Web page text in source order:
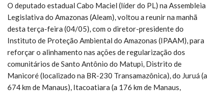
O deputado estadual Cabo Maciel (líder do PL) na Assembleia
Legislativa do Amazonas (Aleam), voltou a reunir na manhã
desta terça-feira (04/05), com o diretor-presidente do
Instituto de Proteção Ambiental do Amazonas (IPAAM), para
reforçar o alinhamento nas ações de regularização dos
comunitários de Santo Antônio do Matupi, Distrito de
Manicoré (localizado na BR-230 Transamazônica), do Juruá (a
674 km de Manaus), Itacoatiara (a 176 km de Manaus,